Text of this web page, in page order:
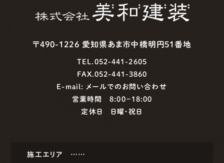
〒490-1226 愛知県あま市中橋明円51番地
TEL.052-441-2605
FAX.052-441-3860
E-mail: メールでのお問い合わせ
営業時間 8:00−18:00
定休日 日曜・祝日
施工エリア ……